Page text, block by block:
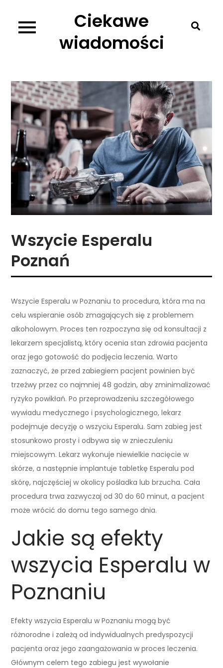
content
Ciekawe
wiadomości
Wszycie Esperalu
Poznań
Wszycie Esperalu w Poznaniu to procedura, która ma na
celu wspieranie osób zmagających się z problemem
alkoholowym. Proces ten rozpoczyna się od konsultacji z
lekarzem specjalistą, który ocenia stan zdrowia pacjenta
oraz jego gotowość do podjęcia leczenia. Warto
zaznaczyć, że przed zabiegiem pacjent powinien być
trzeźwy przez co najmniej 48 godzin, aby zminimalizować
ryzyko powikłań. Po przeprowadzeniu szczegółowego
wywiadu medycznego i psychologicznego, lekarz
podejmuje decyzję o wszyciu Esperalu. Sam zabieg jest
stosunkowo prosty i odbywa się w znieczuleniu
miejscowym. Lekarz wykonuje niewielkie nacięcie w
skórze, a następnie implantuje tabletkę Esperalu pod
skórę, najczęściej w okolicy pośladka lub brzucha. Cała
procedura trwa zazwyczaj od 30 do 60 minut, a pacjent
może wrócić do domu tego samego dnia.
Jakie są efekty
wszycia Esperalu w
Poznaniu
Efekty wszycia Esperalu w Poznaniu mogą być
różnorodne i zależą od indywidualnych predyspozycji
pacjenta oraz jego zaangażowania w proces leczenia.
Głównym celem tego zabiegu jest wywołanie